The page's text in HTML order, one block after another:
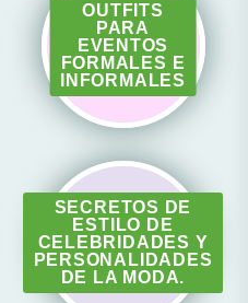
OUTFITS
PARA
EVENTOS
FORMALES E
INFORMALES
SECRETOS DE
ESTILO DE
CELEBRIDADES Y
PERSONALIDADES
DE LA MODA.